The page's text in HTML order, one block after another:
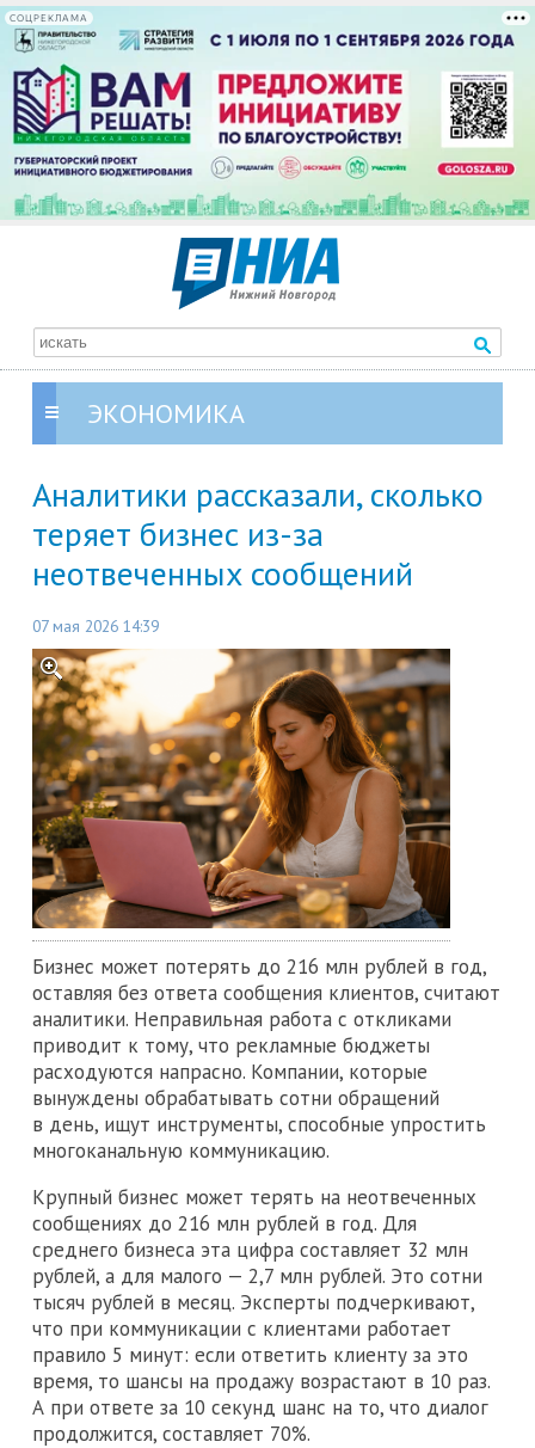
СОЦРЕКЛАМА
ЭКОНОМИКА
Аналитики рассказали, сколько
теряет бизнес из-за
неотвеченных сообщений
07 мая 2026 14:39
Бизнес может потерять до 216 млн рублей в год,
оставляя без ответа сообщения клиентов, считают
аналитики. Неправильная работа с откликами
приводит к тому, что рекламные бюджеты
расходуются напрасно. Компании, которые
вынуждены обрабатывать сотни обращений
в день, ищут инструменты, способные упростить
многоканальную коммуникацию.
Крупный бизнес может терять на неотвеченных
сообщениях до 216 млн рублей в год. Для
среднего бизнеса эта цифра составляет 32 млн
рублей, а для малого — 2,7 млн рублей. Это сотни
тысяч рублей в месяц. Эксперты подчеркивают,
что при коммуникации с клиентами работает
правило 5 минут: если ответить клиенту за это
время, то шансы на продажу возрастают в 10 раз.
А при ответе за 10 секунд шанс на то, что диалог
продолжится, составляет 70%.